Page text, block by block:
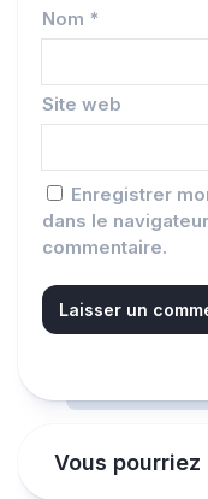
Nom *
Site web
Enregistrer
dans le
commentaire.
Vous